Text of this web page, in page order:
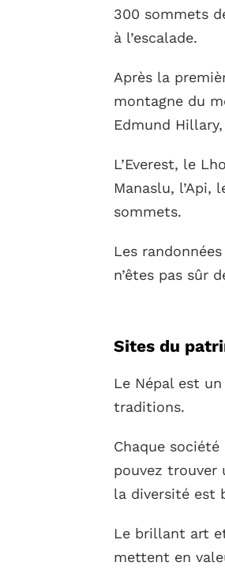
300 sommets
à l’escalade.
Après la
montagne du
Edmund
L’Everest, le
Manaslu, l’Api,
sommets.
Les
n’êtes pas sûr
Sites du
Le Népal est
traditions.
Chaque
pouvez trouver
la diversité est
Le brillant art
mettent en